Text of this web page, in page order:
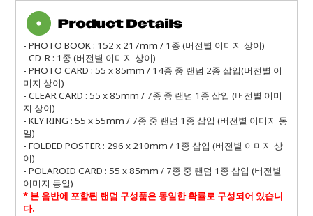
- PHOTO BOOK : 152 x 217mm / 1종 (버전별 이미지 상이)
- CD-R : 1종 (버전별 이미지 상이)
- PHOTO CARD : 55 x 85mm / 14종 중 랜덤 2종 삽입(버전별 이
미지 상이)
- CLEAR CARD : 55 x 85mm / 7종 중 랜덤 1종 삽입 (버전별 이미
지 상이)
- KEY RING : 55 x 55mm / 7종 중 랜덤 1종 삽입 (버전별 이미지 동
일)
- FOLDED POSTER : 296 x 210mm / 1종 삽입 (버전별 이미지 상
이)
- POLAROID CARD : 55 x 85mm / 7종 중 랜덤 1종 삽입 (버전별
이미지 동일)
* 본 음반에 포함된 랜덤 구성품은 동일한 확률로 구성되어 있습니
다.